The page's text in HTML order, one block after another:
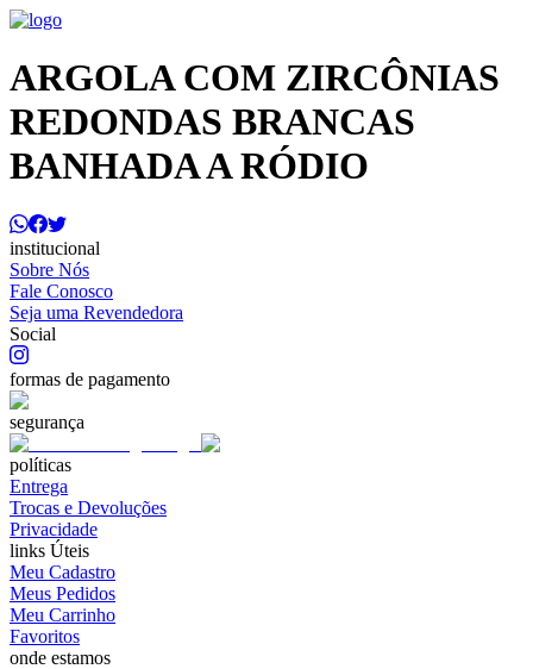
ARGOLA COM ZIRCÔNIAS
REDONDAS BRANCAS
BANHADA A RÓDIO
institucional
Sobre Nós
Fale Conosco
Seja uma Revendedora
Social
formas de pagamento
segurança
políticas
Entrega
Trocas e Devoluções
Privacidade
links Úteis
Meu Cadastro
Meus Pedidos
Meu Carrinho
Favoritos
onde estamos